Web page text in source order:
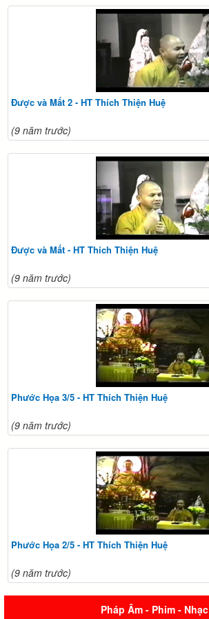
Được và Mất 2 - HT Thích Thiện Huệ
(9 năm trước)
Được và Mất - HT Thích Thiện Huệ
(9 năm trước)
Phước Họa 3/5 - HT Thích Thiện Huệ
(9 năm trước)
Phước Họa 2/5 - HT Thích Thiện Huệ
(9 năm trước)
Pháp Âm - Phim - Nhạc